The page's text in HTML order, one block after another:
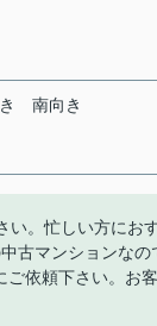
南向き
。忙しい方にお
古マンションな
依頼下さい。お